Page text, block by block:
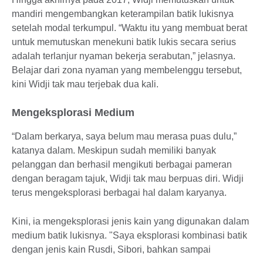
mandiri mengembangkan keterampilan batik lukisnya
setelah modal terkumpul. “Waktu itu yang membuat berat
untuk memutuskan menekuni batik lukis secara serius
adalah terlanjur nyaman bekerja serabutan,” jelasnya.
Belajar dari zona nyaman yang membelenggu tersebut,
kini Widji tak mau terjebak dua kali.
Mengeksplorasi Medium
“Dalam berkarya, saya belum mau merasa puas dulu,”
katanya dalam. Meskipun sudah memiliki banyak
pelanggan dan berhasil mengikuti berbagai pameran
dengan beragam tajuk, Widji tak mau berpuas diri. Widji
terus mengeksplorasi berbagai hal dalam karyanya.
Kini, ia mengeksplorasi jenis kain yang digunakan dalam
medium batik lukisnya. "Saya eksplorasi kombinasi batik
dengan jenis kain Rusdi, Sibori, bahkan sampai